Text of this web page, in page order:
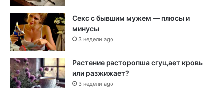
Секс с бывшим мужем — плюсы и
минусы
3 недели ago
Растение расторопша сгущает кровь
или разжижает?
3 недели ago